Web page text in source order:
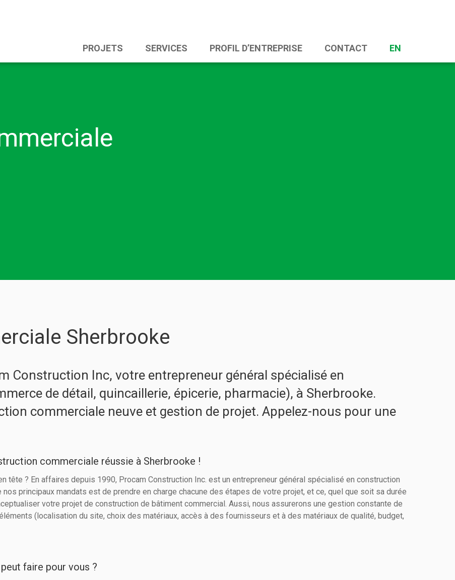
PROJETS SERVICES PROFIL D’ENTREPRISE CONTACT EN
Sherbrooke
Construction Inc, votre entrepreneur général spécialisé en
de détail, quincaillerie, épicerie, pharmacie), à Sherbrooke.
commerciale neuve et gestion de projet. Appelez-nous pour une
commerciale réussie à Sherbrooke !
tête ? En affaires depuis 1990, Procam Construction Inc. est un entrepreneur général spécialisé en construction
principaux mandats est de prendre en charge chacune des étapes de votre projet, et ce, quel que soit sa durée
votre projet de construction de bâtiment commercial. Aussi, nous assurerons une gestion constante de
(localisation du site, choix des matériaux, accès à des fournisseurs et à des matériaux de qualité, budget,
faire pour vous ?